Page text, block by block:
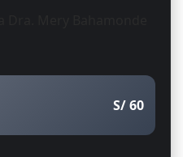
S/ 60